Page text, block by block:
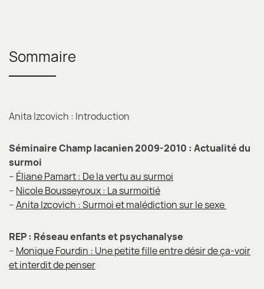
Sommaire
Anita Izcovich : Introduction
Séminaire Champ lacanien 2009-2010 : Actualité du
surmoi
– Éliane Pamart : De la vertu au surmoi
– Nicole Bousseyroux : La surmoitié
–Anita Izcovich : Surmoi et malédiction sur le sexe
REP : Réseau enfants et psychanalyse
– Monique Fourdin : Une petite fille entre désir de ça-voir
et interdit de penser